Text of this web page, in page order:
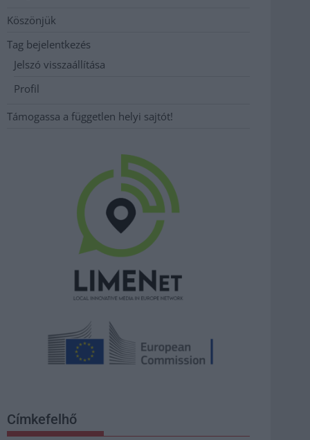
Köszönjük
Tag bejelentkezés
Jelszó visszaállítása
Profil
Támogassa a független helyi sajtót!
Címkefelhő